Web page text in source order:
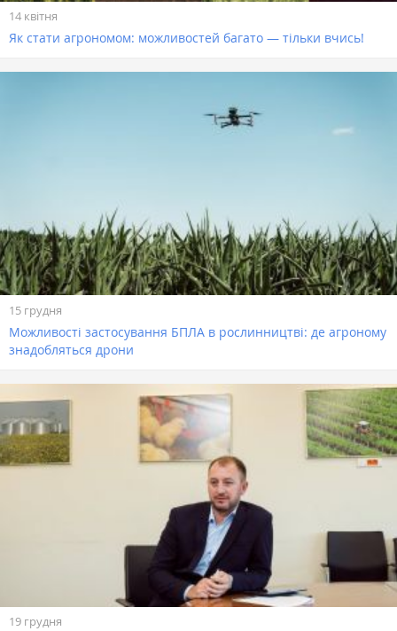
14 квітня
Як стати агрономом: можливостей багато — тільки вчись!
15 грудня
Можливості застосування БПЛА в рослинництві: де агроному
знадобляться дрони
19 грудня